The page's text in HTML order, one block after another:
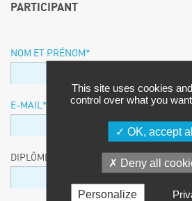
PARTICIPANT
NOM ET PRÉNOM *
E-MAIL *
DIPLÔME / EQUIVALENCE / NIVEAU
This site uses cookies
control over what you
OK, accept all
Deny all
Personalize